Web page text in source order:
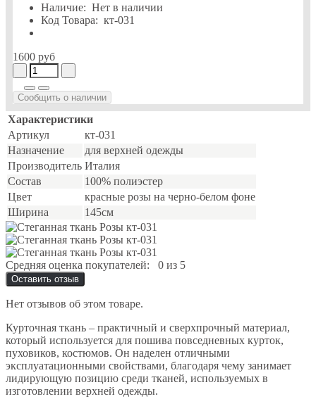
Наличие: Нет в наличии
Код Товара: кт-031
1600 руб
Сообщить о наличии
Характеристики
Артикул
кт-031
Назначение
для верхней одежды
Производитель Италия
Состав
100% полиэстер
Цвет
красные розы на черно-белом фоне
Ширина
145см
Средняя оценка покупателей: 0 из 5
Оставить отзыв
Нет отзывов об этом товаре.
Курточная ткань – практичный и сверхпрочный материал,
который используется для пошива повседневных курток,
пуховиков, костюмов. Он наделен отличными
эксплуатационными свойствами, благодаря чему занимает
лидирующую позицию среди тканей, используемых в
изготовлении верхней одежды.